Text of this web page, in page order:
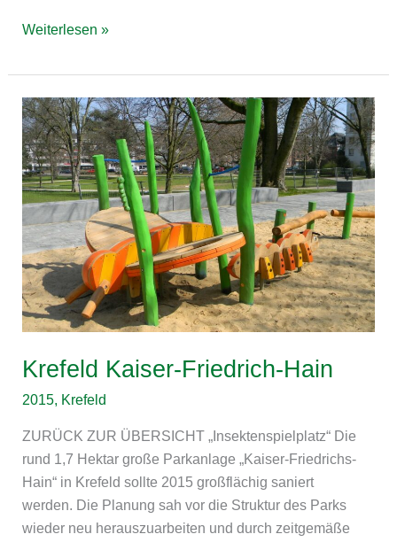
Weiterlesen »
Krefeld Kaiser-Friedrich-Hain
2015, Krefeld
ZURÜCK ZUR ÜBERSICHT „Insektenspielplatz“ Die
rund 1,7 Hektar große Parkanlage „Kaiser-Friedrichs-
Hain“ in Krefeld sollte 2015 großflächig saniert
werden. Die Planung sah vor die Struktur des Parks
wieder neu herauszuarbeiten und durch zeitgemäße
Krefeld
Kaiser-
Friedrich-
Hain